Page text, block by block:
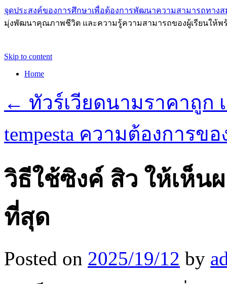
จุดประสงค์ของการศึกษาเพื่อต้องการพัฒนาความสามารถทางส
มุ่งพัฒนาคุณภาพชีวิต และความรู้ความสามารถของผู้เรียนให้พ
Skip to content
Home
← ทัวร์เวียดนามราคาถูก
tempesta ความต้องการ
วิธีใช้ซิงค์ สิว ให้เห็น
ที่สุด
Posted on 2025/19/12 by